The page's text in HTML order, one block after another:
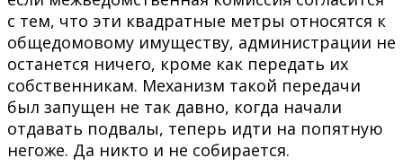
с тем, что эти квадратные метры относятся к
общедомовому имуществу, администрации не
останется ничего, кроме как передать их
собственникам. Механизм такой передачи
был запущен не так давно, когда начали
отдавать подвалы, теперь идти на попятную
негоже. Да никто и не собирается.